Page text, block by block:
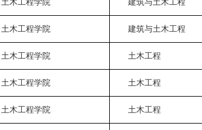
土木工程学院 建筑与土木工程
土木工程学院 土木工程
土木工程学院 土木工程
土木工程学院 土木工程